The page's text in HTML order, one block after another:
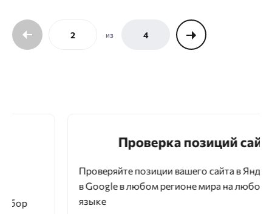
2 из 4
Проверка позиций сайта
Проверяйте позиции вашего сайта в Яндексе и
в Google в любом регионе мира на любом